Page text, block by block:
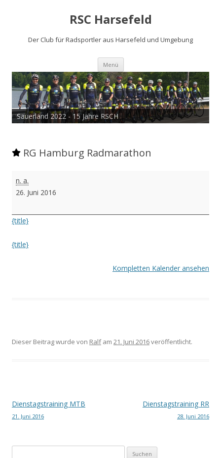
RSC Harsefeld
Der Club für Radsportler aus Harsefeld und Umgebung
Menü Zum
springen
Sauerland 2022 - 15 Jahre RSCH
RG Hamburg Radmarathon
Hamburg
n. a.
26. Juni 2016
{title}
{title}
Kompletten Kalender ansehen
Dieser Beitrag wurde von Ralfam 21. Juni 2016veröffentlicht.
Beitrags-
Navigation
Dienstagstraining MTB
21. Juni 2016
Dienstagstraining RR
28. Juni 2016